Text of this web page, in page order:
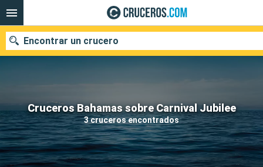
Cruceros Bahamas sobre Carnival Jubilee
3 cruceros encontrados
Encontrar un crucero
Nuestros destinos
Fecha de salida
Puertos Compañías